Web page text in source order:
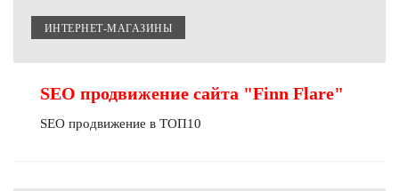
ИНТЕРНЕТ-МАГАЗИНЫ
SEO продвижение сайта "Finn Flare"
SEO продвижение в ТОП10